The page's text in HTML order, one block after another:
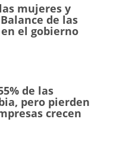
mujeres y
de las
el gobierno
de las
pero pierden
crecen